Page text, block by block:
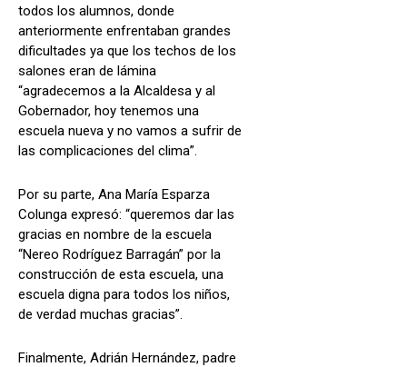
todos los alumnos, donde
anteriormente enfrentaban grandes
dificultades ya que los techos de los
salones eran de lámina
“agradecemos a la Alcaldesa y al
Gobernador, hoy tenemos una
escuela nueva y no vamos a sufrir de
las complicaciones del clima”.
Por su parte, Ana María Esparza
Colunga expresó: “queremos dar las
gracias en nombre de la escuela
“Nereo Rodríguez Barragán” por la
construcción de esta escuela, una
escuela digna para todos los niños,
de verdad muchas gracias”.
Finalmente, Adrián Hernández, padre